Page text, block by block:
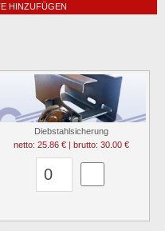
HINZUFÜGEN
Diebstahlsicherung
netto: 25.86 € | brutto: 30.00 €